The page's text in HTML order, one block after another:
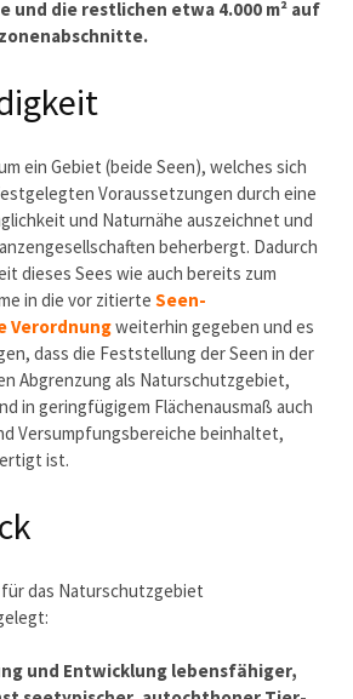
und die restlichen etwa 4.000 m² auf
ein Gebiet (beide Seen), welches sich
Voraussetzungen durch eine
und Naturnähe auszeichnet und
beherbergt. Dadurch
dieses Sees wie auch bereits zum
in die vor zitierte Seen-
Verordnungweiterhin gegeben und es
dass die Feststellung der Seen in der
Abgrenzung als Naturschutzgebiet,
in geringfügigem Flächenausmaß auch
Versumpfungsbereiche beinhaltet,
ist.
das Naturschutzgebiet
und Entwicklung lebensfähiger,